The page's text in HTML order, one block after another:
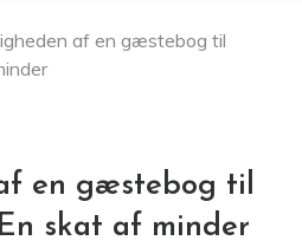
af en gæstebog til
en gæstebog til
skat af minder